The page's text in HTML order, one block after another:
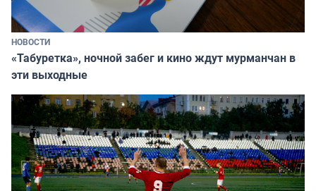
НОВОСТИ
«Табуретка», ночной забег и кино ждут мурманчан в
эти выходные